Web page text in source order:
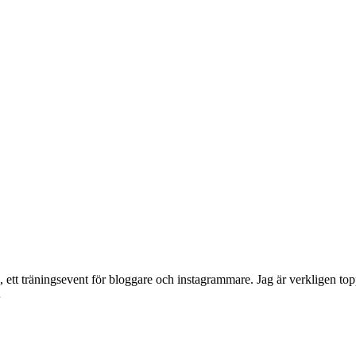
träningsevent för bloggare och instagrammare. Jag är verkligen